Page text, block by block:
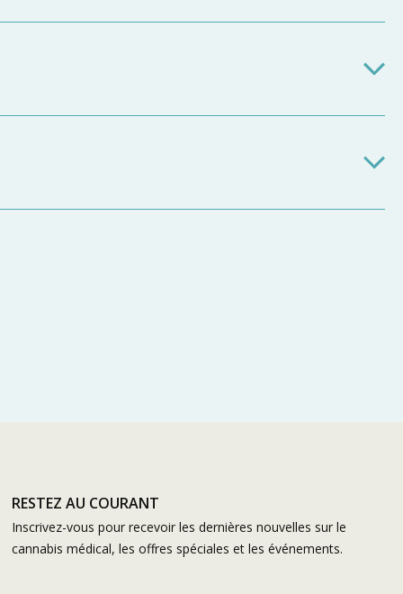
RESTEZ AU COURANT
Inscrivez-vous pour recevoir les dernières nouvelles sur le
cannabis médical, les offres spéciales et les événements.